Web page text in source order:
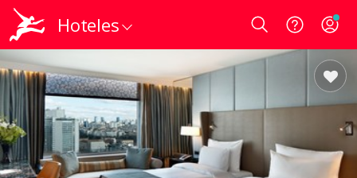
Hoteles Login